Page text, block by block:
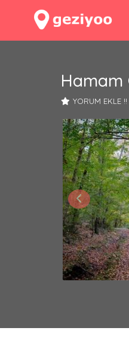
Hamam
YORUM EKLE !!